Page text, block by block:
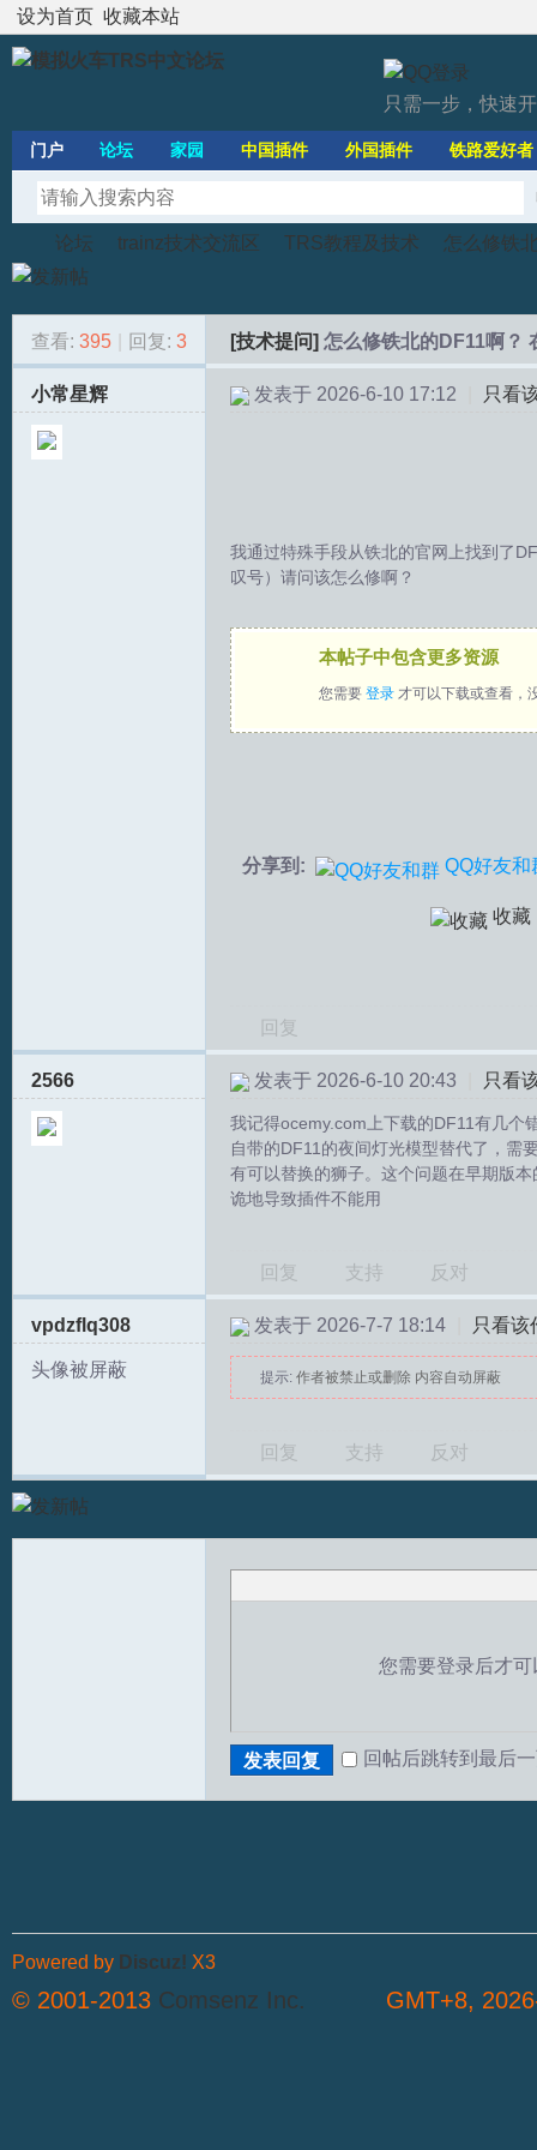
设为首页 收藏本站
只需一步，快速
门户 论坛 家园 中国插件 外国插件 铁路爱好者
T
R
»
论坛
›
trainz技术交流区
›
TRS教程及技术
›
怎么修铁
查看: 395 回复: 3 [技术提问] 怎么修铁北的DF11啊？
小常星辉 发表于 2026-6-10 17:12 只看
我通过特殊手段从铁北的官网上找到了
叹号）请问该怎么修啊？
本帖子中包含更多资源
您需要 登录 才可以下载或查看，
分享到: QQ好友和
收藏
回复
2566 发表于 2026-6-10 20:43 只看
我记得ocemy.com上下载的DF11有几个
自带的DF11的夜间灯光模型替代了，需
有可以替换的狮子。这个问题在早期版
诡地导致插件不能用
回复 支持 反对
vpdzflq308
头像被屏蔽
发表于 2026-7-7 18:14 只看该
提示: 作者被禁止或删除 内容自动屏蔽
回复 支持 反对
您需要登录后才
发表回复 回帖后跳转到最后
GMT+8,
Powered by Discuz! X3
© 2001-2013 Comsenz Inc.